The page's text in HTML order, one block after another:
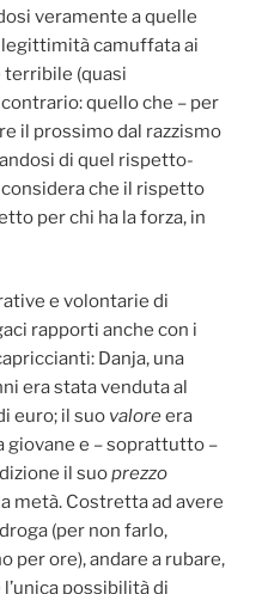
veramente a quelle
legittimità camuffata ai
terribile (quasi
quello che – per
il prossimo dal razzismo
di quel rispetto-
che il rispetto
per chi ha la forza, in
e volontarie di
rapporti anche con i
Danja, una
era stata venduta al
euro; il suo valoreera
giovane e – soprattutto –
il suoprezzo
metà. Costretta ad avere
(per non farlo,
per ore), andare a rubare,
possibilità di